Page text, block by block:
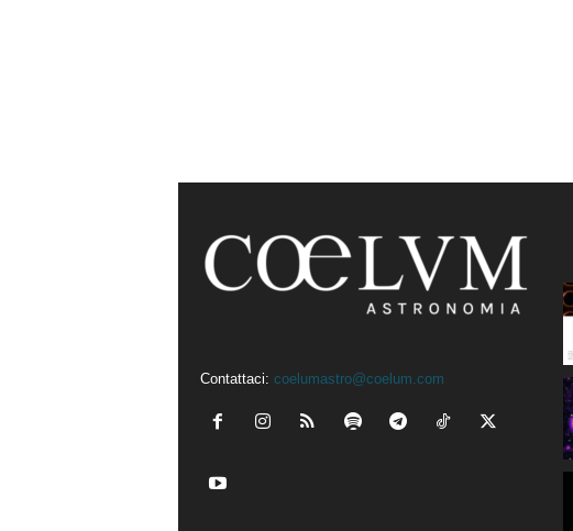
Contattaci: coelumastro@coelum.com